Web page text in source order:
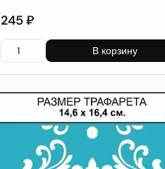
245 ₽
В корзину